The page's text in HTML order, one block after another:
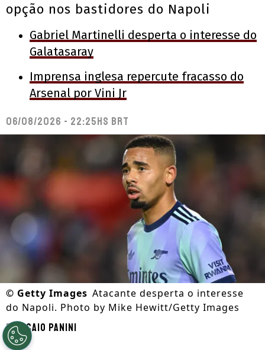
opção nos bastidores do Napoli
Gabriel Martinelli desperta o interesse do
Galatasaray
Imprensa inglesa repercute fracasso do
Arsenal por Vini Jr
06/08/2026 - 22:25hs BRT
© Getty Images Atacante desperta o interesse
do Napoli. Photo by Mike Hewitt/Getty Images
Por Caio Panini